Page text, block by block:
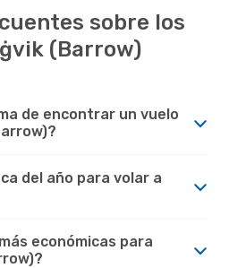
sobre los
(Barrow)
de encontrar un vuelo
del año para volar a
económicas para